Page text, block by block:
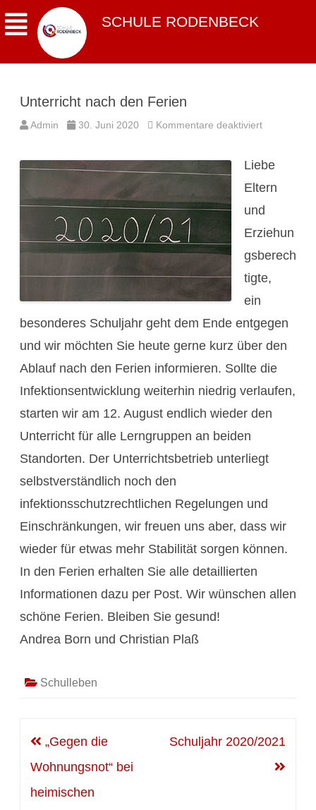
SCHULE RODENBECK
Unterricht nach den Ferien
Admin 30. Juni 2020 Kommentare deaktiviertfür
Ferien
Liebe
Eltern
und
Erziehun
gsberech
tigte,
ein
besonderes Schuljahr geht dem Ende entgegen
und wir möchten Sie heute gerne kurz über den
Ablauf nach den Ferien informieren. Sollte die
Infektionsentwicklung weiterhin niedrig verlaufen,
starten wir am 12. August endlich wieder den
Unterricht für alle Lerngruppen an beiden
Standorten. Der Unterrichtsbetrieb unterliegt
selbstverständlich noch den
infektionsschutzrechtlichen Regelungen und
Einschränkungen, wir freuen uns aber, dass wir
wieder für etwas mehr Stabilität sorgen können.
In den Ferien erhalten Sie alle detaillierten
Informationen dazu per Post. Wir wünschen allen
schöne Ferien. Bleiben Sie gesund!
Andrea Born und Christian Plaß
Schulleben
Beitragsnavigation
„Gegen die
Wohnungsnot“ bei
heimischen
Schuljahr 2020/2021